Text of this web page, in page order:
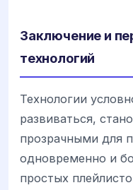
Заключение и
технологий
Технологии
развиваться,
прозрачными для
одновременно и
простых